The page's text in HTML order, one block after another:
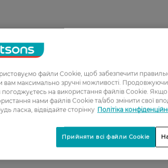
файли Cookie, щоб забезпечити
вам максимально зручні можливості.
погоджуєтесь на використання файлів Cookie. Якщо
нами файлів Cookie та/або змінити свої
ласка, відвідайте сторінку Політіка
Прийняти всі файли Cookie